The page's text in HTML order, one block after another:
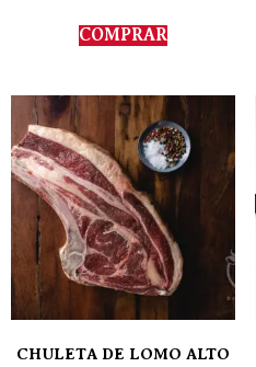
COMPRAR
CHULETA DE LOMO ALTO